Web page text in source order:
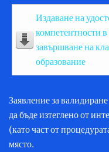
Издаване на
компетентности в
завършване на
образование
Заявление за
да бъде изтеглено от
(като част от
място.